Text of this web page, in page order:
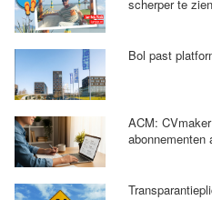
scherper te
Bol past
ACM:
abonnementen